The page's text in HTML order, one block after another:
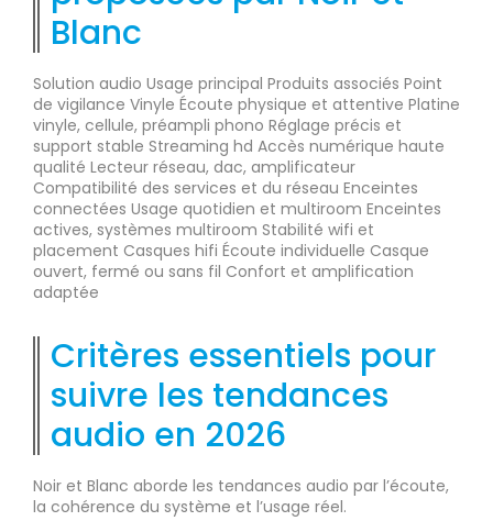
Blanc
Solution audio Usage principal Produits associés Point
de vigilance Vinyle Écoute physique et attentive Platine
vinyle, cellule, préampli phono Réglage précis et
support stable Streaming hd Accès numérique haute
qualité Lecteur réseau, dac, amplificateur
Compatibilité des services et du réseau Enceintes
connectées Usage quotidien et multiroom Enceintes
actives, systèmes multiroom Stabilité wifi et
placement Casques hifi Écoute individuelle Casque
ouvert, fermé ou sans fil Confort et amplification
adaptée
Critères essentiels pour
suivre les tendances
audio en 2026
Noir et Blanc aborde les tendances audio par l’écoute,
la cohérence du système et l’usage réel.